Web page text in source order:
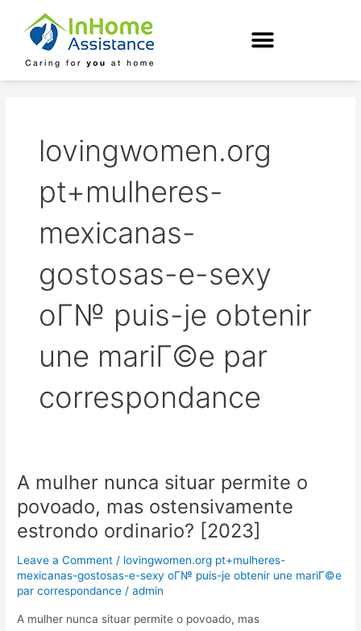
content
lovingwomen.org
pt+mulheres-
mexicanas-
gostosas-e-sexy
oГ№ puis-je obtenir
une mariГ©e par
correspondance
A mulher nunca situar permite o
povoado, mas ostensivamente
estrondo ordinario? [2023]
Leave a Comment / lovingwomen.org pt+mulheres-
mexicanas-gostosas-e-sexy oГ№ puis-je obtenir une mariГ©e
par correspondance /admin
A mulher nunca situar permite o povoado, mas
A
nunca
situar
o
ostensivamente